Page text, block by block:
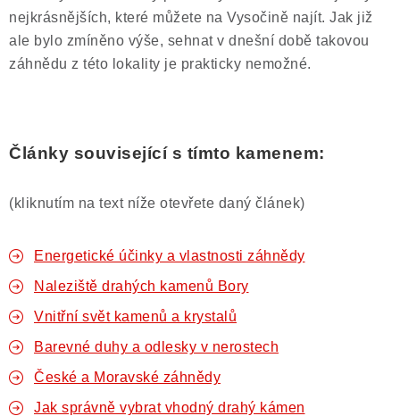
nejkrásnějších, které můžete na Vysočině najít. Jak již
ale bylo zmíněno výše, sehnat v dnešní době takovou
záhnědu z této lokality je prakticky nemožné.
Články související s tímto kamenem:
(kliknutím na text níže otevřete daný článek)
Energetické účinky a vlastnosti záhnědy
Naleziště drahých kamenů Bory
Vnitřní svět kamenů a krystalů
Barevné duhy a odlesky v nerostech
České a Moravské záhnědy
Jak správně vybrat vhodný drahý kámen